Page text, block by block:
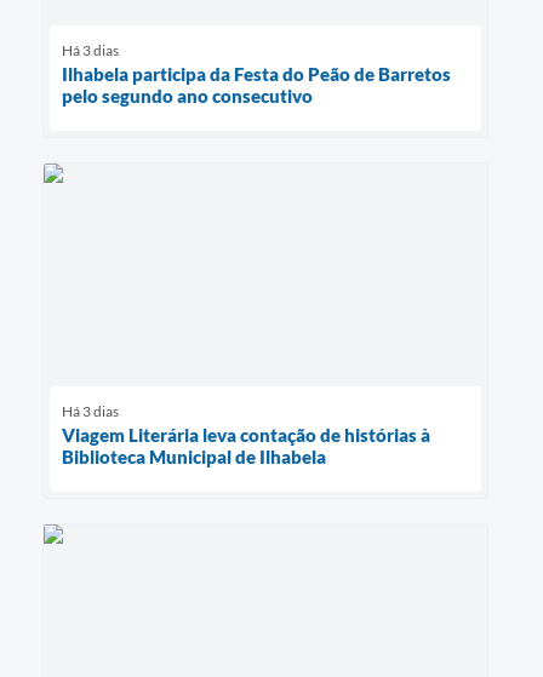
Há 3 dias
Ilhabela participa da Festa do Peão de Barretos
pelo segundo ano consecutivo
Há 3 dias
Viagem Literária leva contação de histórias à
Biblioteca Municipal de Ilhabela